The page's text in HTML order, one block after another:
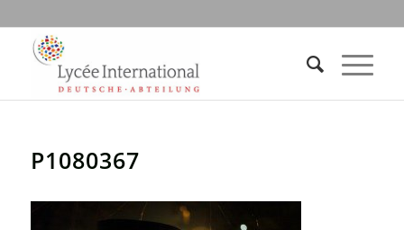
P1080367